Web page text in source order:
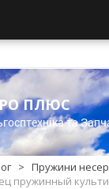
ПЛЮС
та
> Пружини
пружинный